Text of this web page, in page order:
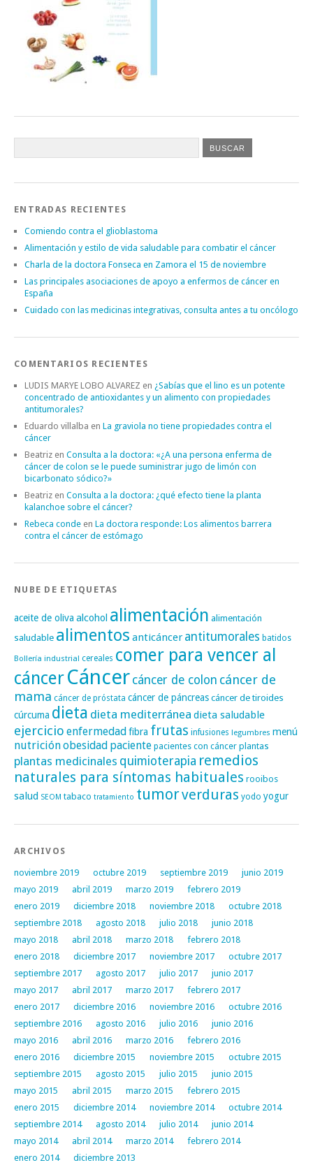
ENTRADAS RECIENTES
Comiendo contra el glioblastoma
Alimentación y estilo de vida saludable para combatir el cáncer
Charla de la doctora Fonseca en Zamora el 15 de noviembre
Las principales asociaciones de apoyo a enfermos de cáncer en
España
Cuidado con las medicinas integrativas, consulta antes a tu oncólogo
COMENTARIOS RECIENTES
LUDIS MARYE LOBO ALVAREZ en ¿Sabías que el lino es un potente
concentrado de antioxidantes y un alimento con propiedades
antitumorales?
Eduardo villalba en La graviola no tiene propiedades contra el
cáncer
Beatriz en Consulta a la doctora: «¿A una persona enferma de
cáncer de colon se le puede suministrar jugo de limón con
bicarbonato sódico?»
Beatriz en Consulta a la doctora: ¿qué efecto tiene la planta
kalanchoe sobre el cáncer?
Rebeca conde en La doctora responde: Los alimentos barrera
contra el cáncer de estómago
NUBE DE ETIQUETAS
aceite de oliva alcohol alimentación alimentación
saludable alimentos anticáncer antitumorales batidos
Bollería industrial cereales comer para vencer al
cáncerCáncer cáncer de colon cáncer de
mama cáncer de próstata cáncer de páncreascáncer de tiroides
cúrcuma dieta dieta mediterránea dieta saludable
ejercicio enfermedadfibra frutas infusiones legumbres menú
nutriciónobesidad paciente pacientes con cáncer plantas
plantas medicinales quimioterapia remedios
naturales para síntomas habituales rooibos
salud SEOM tabaco tratamiento tumorverduras yodo yogur
ARCHIVOS
noviembre 2019 octubre 2019 septiembre 2019
junio 2019
mayo 2019
abril 2019 marzo 2019
febrero 2019
enero 2019
diciembre 2018 noviembre 2018
octubre 2018
septiembre 2018
agosto 2018 julio 2018
junio 2018
mayo 2018
abril 2018 marzo 2018
febrero 2018
enero 2018
diciembre 2017 noviembre 2017
octubre 2017
septiembre 2017
agosto 2017 julio 2017
junio 2017
mayo 2017
abril 2017 marzo 2017
febrero 2017
enero 2017
diciembre 2016 noviembre 2016
octubre 2016
septiembre 2016
agosto 2016 julio 2016
junio 2016
mayo 2016
abril 2016 marzo 2016
febrero 2016
enero 2016
diciembre 2015 noviembre 2015
octubre 2015
septiembre 2015
agosto 2015 julio 2015
junio 2015
mayo 2015
abril 2015 marzo 2015
febrero 2015
enero 2015
diciembre 2014 noviembre 2014
octubre 2014
septiembre 2014
agosto 2014 julio 2014
junio 2014
mayo 2014
abril 2014 marzo 2014
febrero 2014
enero 2014
diciembre 2013